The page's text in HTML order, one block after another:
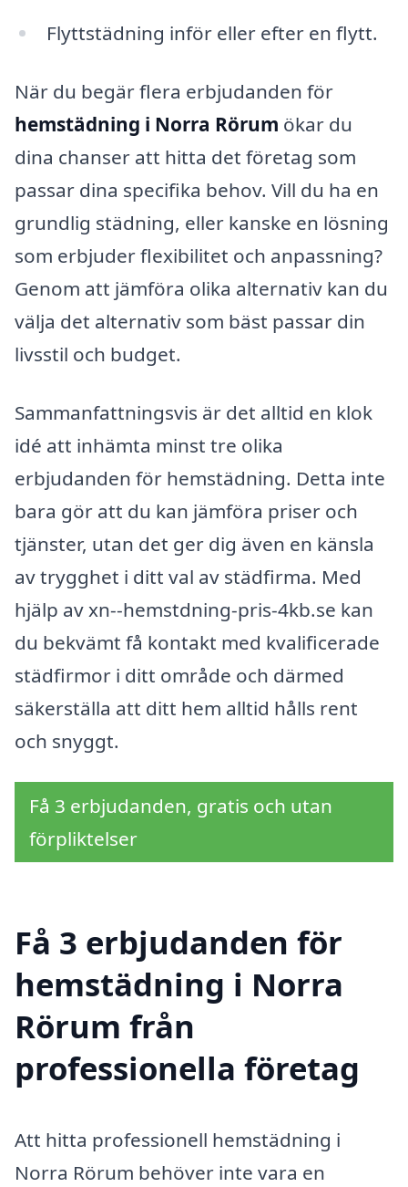
Flyttstädning inför eller efter en flytt.
När du begär flera erbjudanden för
hemstädning i Norra Rörum ökar du
dina chanser att hitta det företag som
passar dina specifika behov. Vill du ha en
grundlig städning, eller kanske en lösning
som erbjuder flexibilitet och anpassning?
Genom att jämföra olika alternativ kan du
välja det alternativ som bäst passar din
livsstil och budget.
Sammanfattningsvis är det alltid en klok
idé att inhämta minst tre olika
erbjudanden för hemstädning. Detta inte
bara gör att du kan jämföra priser och
tjänster, utan det ger dig även en känsla
av trygghet i ditt val av städfirma. Med
hjälp av xn--hemstdning-pris-4kb.se kan
du bekvämt få kontakt med kvalificerade
städfirmor i ditt område och därmed
säkerställa att ditt hem alltid hålls rent
och snyggt.
Få 3 erbjudanden, gratis och utan
förpliktelser
Få 3 erbjudanden för
hemstädning i Norra
Rörum från
professionella företag
Att hitta professionell hemstädning i
Norra Rörum behöver inte vara en